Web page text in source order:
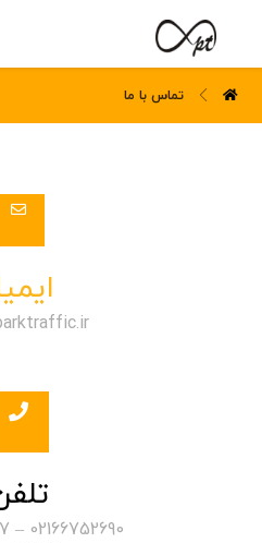
تماس با ما
02166752690
–